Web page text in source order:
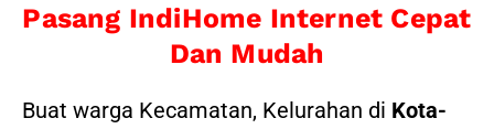
Pasang IndiHome Internet Cepat
Dan Mudah
Buat warga Kecamatan, Kelurahan di Kota-